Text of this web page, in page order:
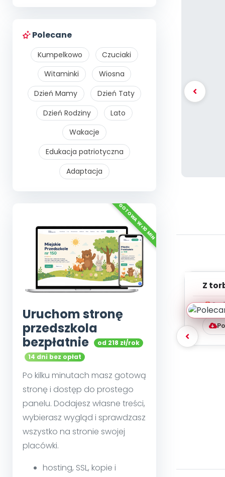
Polecane
Kumpelkowo
Czuciaki
Witaminki
Wiosna
Dzień Mamy
Dzień Taty
Dzień Rodziny
Lato
Wakacje
Edukacja patriotyczna
Adaptacja
Uruchom stronę
przedszkola
bezpłatnie
od 218 zł/rok
14 dni bez opłat
Po kilku minutach masz gotową
stronę i dostęp do prostego
panelu. Dodajesz własne treści,
wybierasz wygląd i sprawdzasz
wszystko na stronie swojej
placówki.
hosting, SSL, kopie i
Z